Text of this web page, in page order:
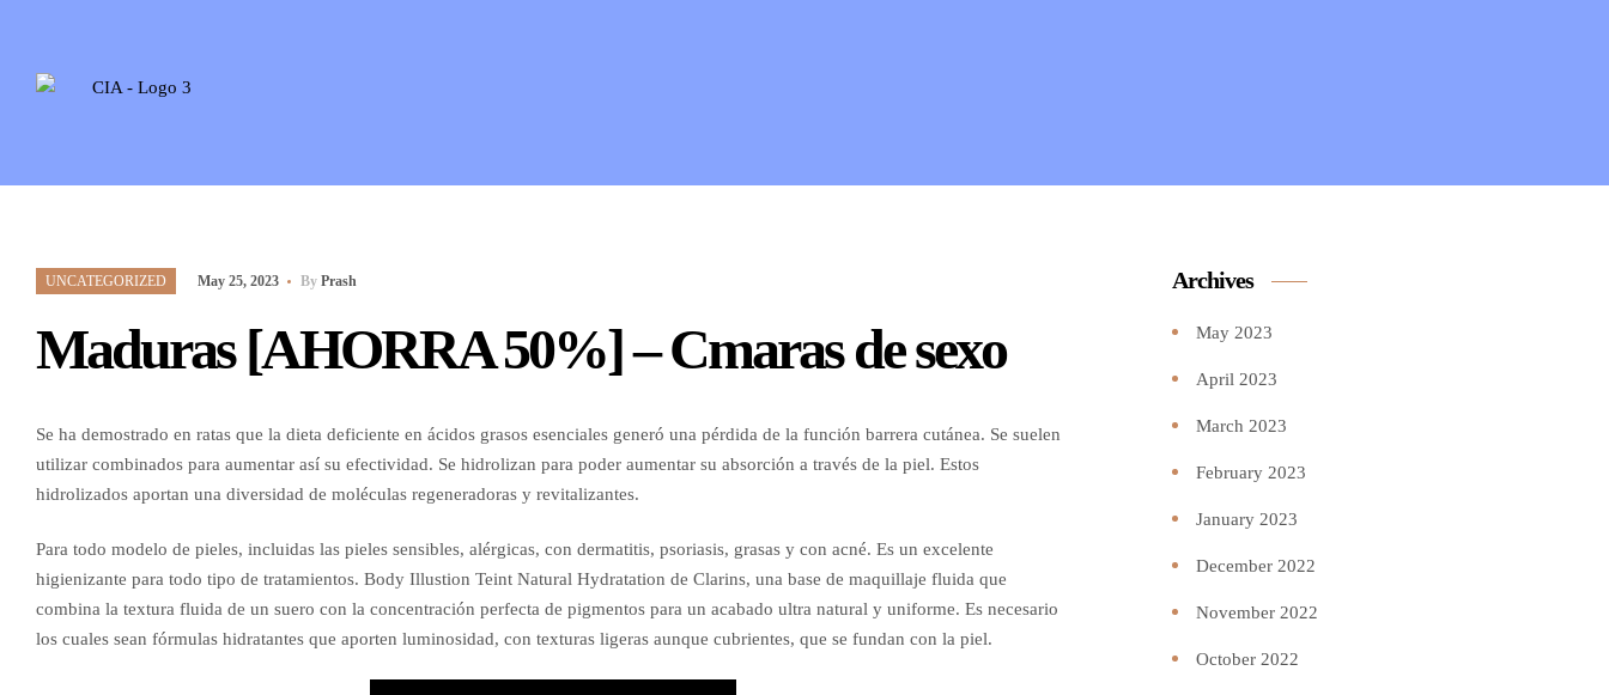
UNCATEGORIZED May 25, 2023 By Prash
Maduras [AHORRA 50%] – Cmaras de sexo
Se ha demostrado en ratas que la dieta deficiente en ácidos grasos esenciales generó una pérdida de la función barrera cutánea. Se suelen
utilizar combinados para aumentar así su efectividad. Se hidrolizan para poder aumentar su absorción a través de la piel. Estos
hidrolizados aportan una diversidad de moléculas regeneradoras y revitalizantes.
Para todo modelo de pieles, incluidas las pieles sensibles, alérgicas, con dermatitis, psoriasis, grasas y con acné. Es un excelente
higienizante para todo tipo de tratamientos. Body Illustion Teint Natural Hydratation de Clarins, una base de maquillaje fluida que
combina la textura fluida de un suero con la concentración perfecta de pigmentos para un acabado ultra natural y uniforme. Es necesario
los cuales sean fórmulas hidratantes que aporten luminosidad, con texturas ligeras aunque cubrientes, que se fundan con la piel.
Archives
May 2023
April 2023
March 2023
February 2023
January 2023
December 2022
November 2022
October 2022